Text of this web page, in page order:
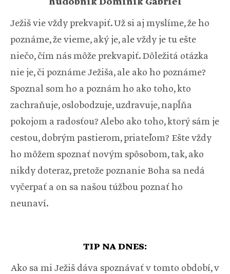
Ježiš vie vždy prekvapiť. Už si aj myslíme, že ho
poznáme, že vieme, aký je, ale vždy je tu ešte
niečo, čím nás môže prekvapiť. Dôležitá otázka
nie je, či poznáme Ježiša, ale ako ho poznáme?
Spoznal som ho a poznám ho ako toho, kto
zachraňuje, oslobodzuje, uzdravuje, napĺňa
pokojom a radosťou? Alebo ako toho, ktorý sám je
cestou, dobrým pastierom, priateľom? Ešte vždy
ho môžem spoznať novým spôsobom, tak, ako
nikdy doteraz, pretože poznanie Boha sa nedá
vyčerpať a on sa našou túžbou poznať ho
neunaví.
TIP NA DNES:
Ako sa mi Ježiš dáva spoznávať v tomto období, v